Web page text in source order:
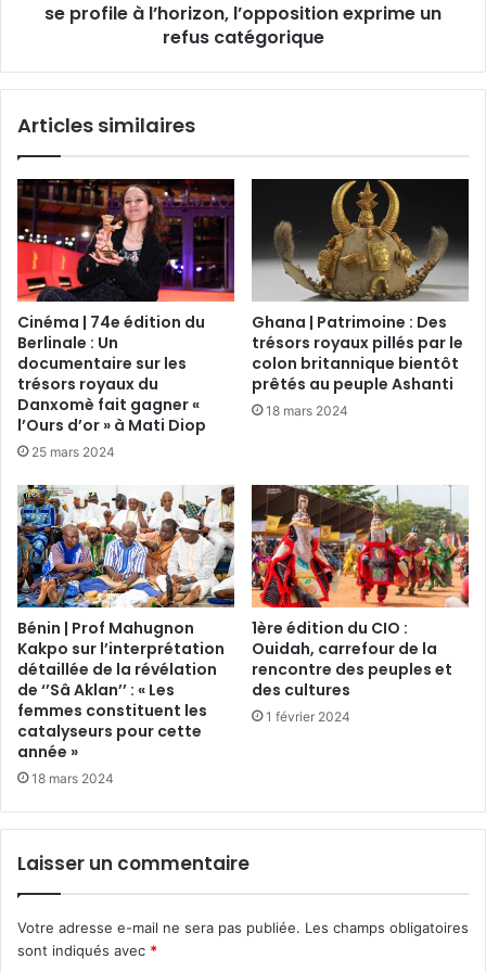
se profile à l’horizon, l’opposition exprime un
refus catégorique
Articles similaires
Cinéma | 74e édition du
Berlinale : Un
documentaire sur les
trésors royaux du
Danxomè fait gagner «
l’Ours d’or » à Mati Diop
25 mars 2024
Ghana | Patrimoine : Des
trésors royaux pillés par le
colon britannique bientôt
prêtés au peuple Ashanti
18 mars 2024
Bénin | Prof Mahugnon
Kakpo sur l’interprétation
détaillée de la révélation
de ‘’Sâ Aklan’’ : « Les
femmes constituent les
catalyseurs pour cette
année »
18 mars 2024
1ère édition du CIO :
Ouidah, carrefour de la
rencontre des peuples et
des cultures
1 février 2024
Laisser un commentaire
Votre adresse e-mail ne sera pas publiée. Les champs obligatoires
sont indiqués avec *